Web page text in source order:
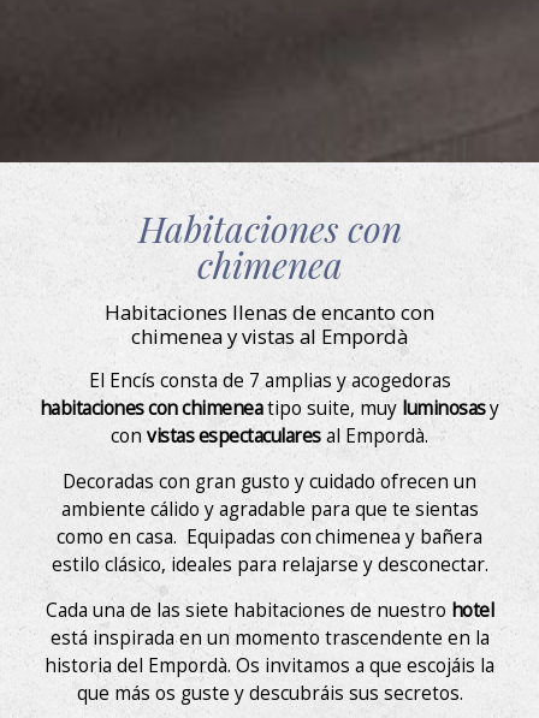
Habitaciones con
chimenea
Habitaciones llenas de encanto con
chimenea y vistas al Empordà
El Encís consta de 7 amplias y acogedoras
habitaciones con chimeneatipo suite, muy luminosasy
convistas espectacularesal Empordà.
Decoradas con gran gusto y cuidado ofrecen un
ambiente cálido y agradable para que te sientas
como en casa. Equipadas con chimenea y bañera
estilo clásico, ideales para relajarse y desconectar.
Cada una de las siete habitaciones de nuestro hotel
está inspirada en un momento trascendente en la
historia del Empordà. Os invitamos a que escojáis la
que más os guste y descubráis sus secretos.